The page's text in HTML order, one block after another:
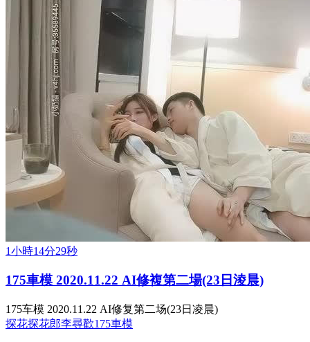
1小時14分29秒
175車模 2020.11.22 AI修複第二場(23日淩晨)
175车模 2020.11.22 AI修复第二场(23日凌晨)
探花探花郎李尋歡175車模